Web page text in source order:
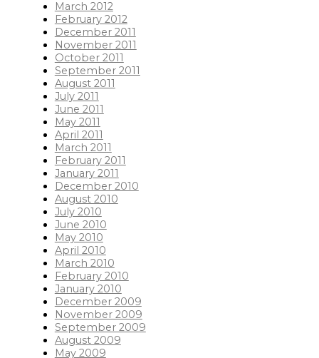
March 2012
February 2012
December 2011
November 2011
October 2011
September 2011
August 2011
July 2011
June 2011
May 2011
April 2011
March 2011
February 2011
January 2011
December 2010
August 2010
July 2010
June 2010
May 2010
April 2010
March 2010
February 2010
January 2010
December 2009
November 2009
September 2009
August 2009
May 2009